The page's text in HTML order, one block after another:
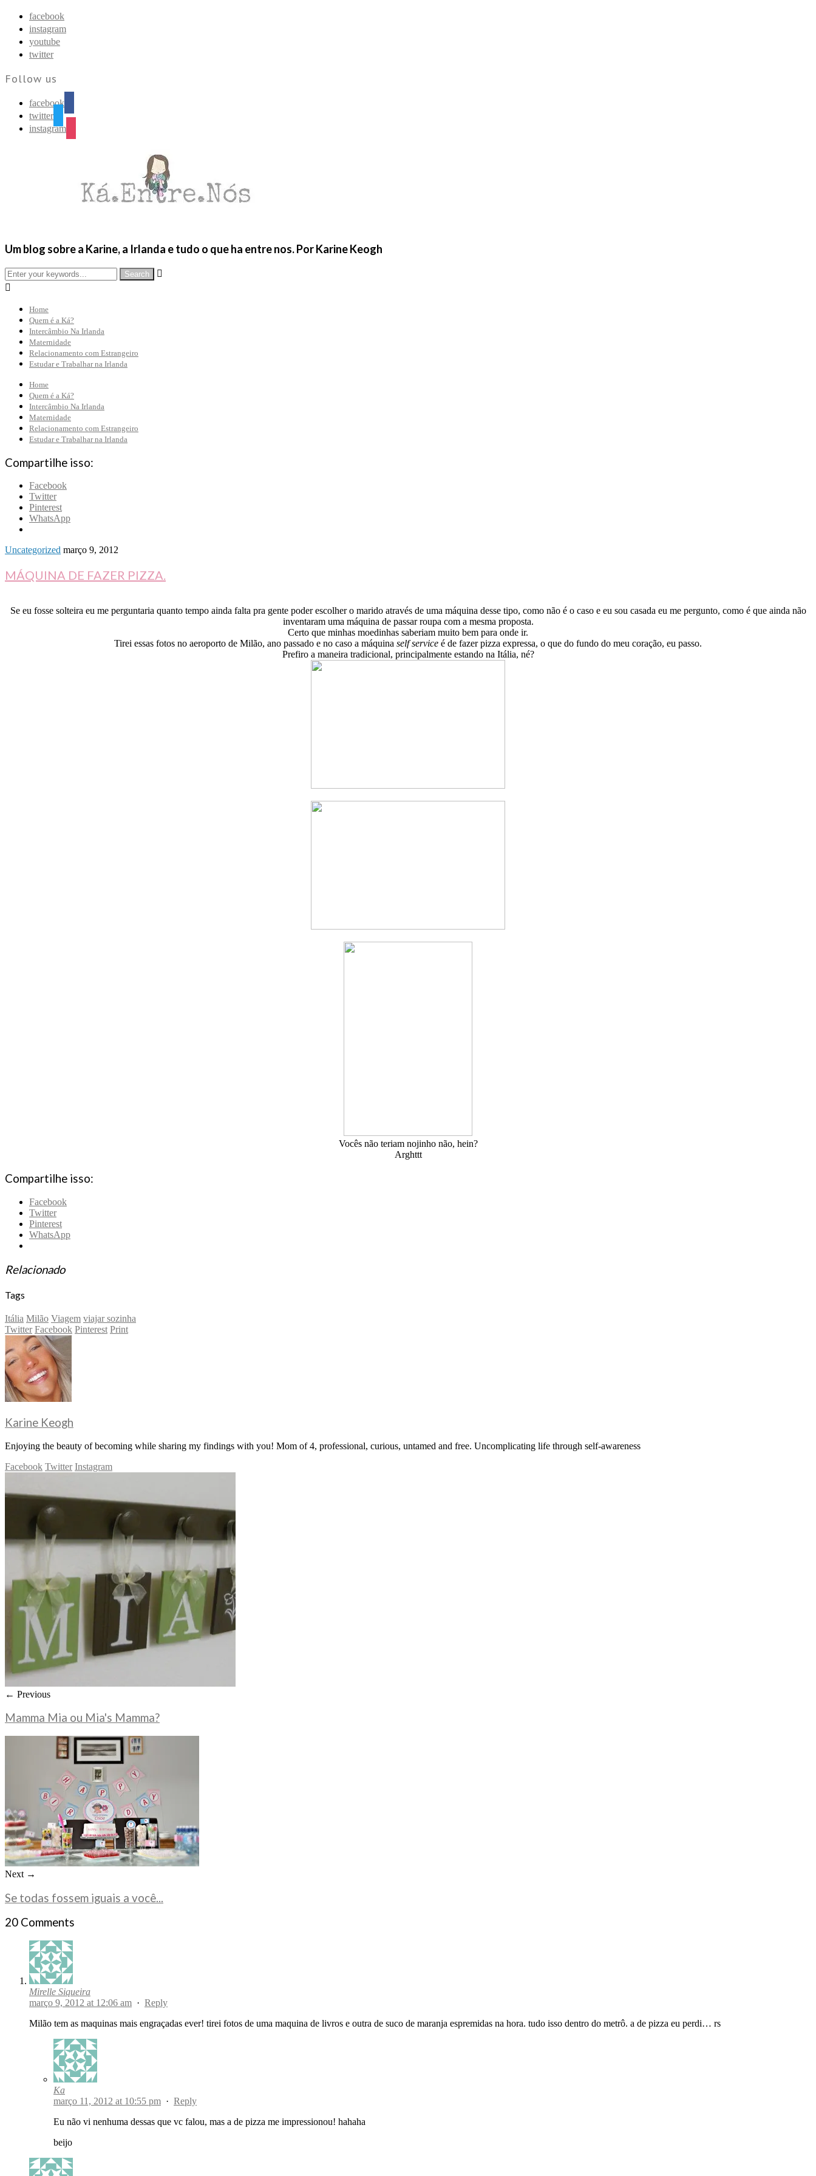
facebook
instagram
youtube
twitter
Follow us
facebook
twitter
instagram
Um blog sobre a Karine, a Irlanda e tudo o que ha entre nos. Por Karine Keogh


Home
Quem é a Ká?
Intercâmbio Na Irlanda
Maternidade
Relacionamento com Estrangeiro
Estudar e Trabalhar na Irlanda
Home
Quem é a Ká?
Intercâmbio Na Irlanda
Maternidade
Relacionamento com Estrangeiro
Estudar e Trabalhar na Irlanda
Compartilhe isso:
Facebook
Twitter
Pinterest
WhatsApp
Uncategorized março 9, 2012
MÁQUINA DE FAZER PIZZA.
Se eu fosse solteira eu me perguntaria quanto tempo ainda falta pra gente poder escolher o marido através de uma máquina desse tipo, como não é o caso e eu sou casada eu me pergunto, como é que ainda não
inventaram uma máquina de passar roupa com a mesma proposta.
Certo que minhas moedinhas saberiam muito bem para onde ir.
Tirei essas fotos no aeroporto de Milão, ano passado e no caso a máquina self service é de fazer pizza expressa, o que do fundo do meu coração, eu passo.
Prefiro a maneira tradicional, principalmente estando na Itália, né?
Vocês não teriam nojinho não, hein?
Arghttt
Compartilhe isso:
Facebook
Twitter
Pinterest
WhatsApp
Relacionado
Tags
Itália Milão Viagem viajar sozinha
Twitter Facebook Pinterest Print
Karine Keogh
Enjoying the beauty of becoming while sharing my findings with you! Mom of 4, professional, curious, untamed and free. Uncomplicating life through self-awareness
Facebook Twitter Instagram
← Previous
Mamma Mia ou Mia's Mamma?
Next →
Se todas fossem iguais a você...
20 Comments
Mirelle Siqueira
março 9, 2012 at 12:06 am · Reply
Milão tem as maquinas mais engraçadas ever! tirei fotos de uma maquina de livros e outra de suco de maranja espremidas na hora. tudo isso dentro do metrô. a de pizza eu perdi… rs
Ka
março 11, 2012 at 10:55 pm · Reply
Eu não vi nenhuma dessas que vc falou, mas a de pizza me impressionou! hahaha
beijo